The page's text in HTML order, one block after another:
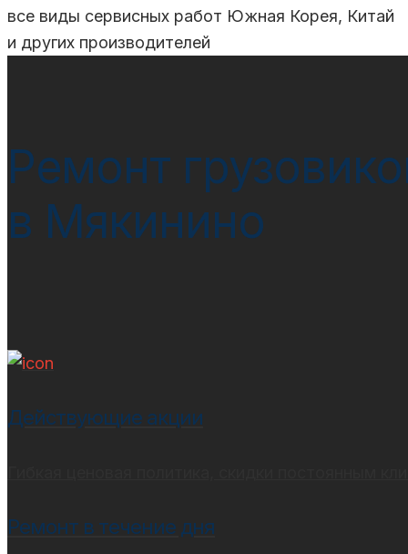
все виды сервисных работ Южная Корея, Китай
и других производителей
Ремонт
в Мякинино
Действующие акции
Ремонт в течение дня